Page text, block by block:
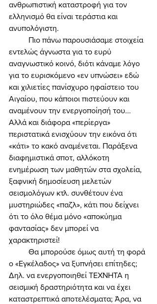
ανθρωπιστική καταστροφή για τον
ελληνισμό θα είναι τεράστια και
ανυπολόγιστη.
εντελώς άγνωστα για το ευρύ
αναγνωστικό κοινό, διότι κάναμε λόγο
για το ευρισκόμενο «εν υπνώσει» εδώ
και χιλιετίες πανίσχυρο ηφαίστειο του
Αιγαίου, που κάποιοι πιστεύουν και
αναμένουν την ενεργοποίησή του...
Αλλά και διάφορα «περίεργα»
περιστατικά ενισχύουν την εικόνα ότι
«κάτι» το κακό αναμένεται. Παράξενα
διαφημιστικά σποτ, αλλόκοτη
ενημέρωση των μαθητών στα σχολεία,
ξαφνική δημοσίευση μελετών
σεισμολόγων κτλ. συνθέτουν ένα
μυστηριώδες «παζλ», κάτι που δείχνει
ότι το όλο θέμα μόνο «αποκύημα
φαντασίας» δεν μπορεί να
χαρακτηριστεί!
ο «Εγκέλαδος» να ξυπνήσει επίτηδες;
Δηλ. να ενεργοποιηθεί ΤΕΧΝΗΤΑ η
σεισμική δραστηριότητα και να έχει
καταστρεπτικά αποτελέσματα; Άρα, να